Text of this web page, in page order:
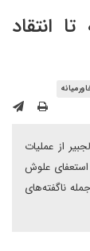
انتقاد
از عملیات
استعفای علوش
ناگفته‌های